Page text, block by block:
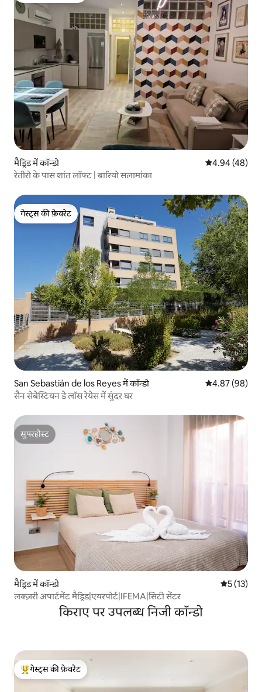
मैड्रिड में कॉन्डो औसत रेटिंग 5 में
4.94 (48)
रेतीरो के पास शांत लॉफ्ट | बारियो सलामांका
गेस्ट्स की फ़ेवरेट
गेस्ट्स की फ़ेवरेट
San Sebastián de los Reyes में कॉन्डो औसत रेटिंग 5 में
4.87 (98)
सैन सेबेस्टियन डे लॉस रेयेस में सुंदर घर
सुपरहोस्ट
सुपरहोस्ट
मैड्रिड में कॉन्डो औसत रेटिंग
5 (13)
लक्ज़री अपार्टमेंट मैड्रिड|एयरपोर्ट|IFEMA|सिटी सेंटर
किराए पर उपलब्ध निजी कॉन्डो
गेस्ट्स का टॉप फ़ेवरेट
गेस्ट्स की फ़ेवरेट